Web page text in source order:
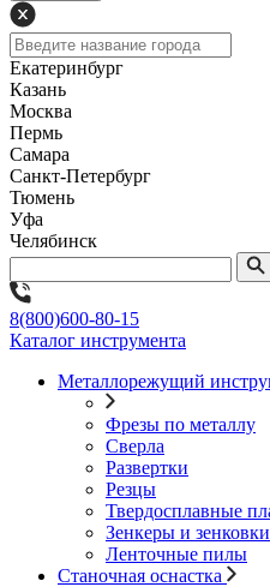
Екатеринбург
Казань
Москва
Пермь
Самара
Санкт-Петербург
Тюмень
Уфа
Челябинск
8(800)600-80-15
Каталог инструмента
Металлорежущий
Фрезы по металлу
Сверла
Развертки
Резцы
Твердосплавные
Зенкеры и зенковки
Ленточные пилы
Станочная оснастка